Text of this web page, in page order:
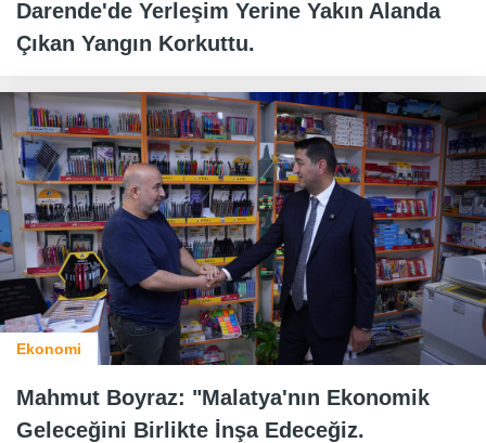
Darende'de Yerleşim Yerine Yakın Alanda
Çıkan Yangın Korkuttu.
Ekonomi
Mahmut Boyraz: "Malatya'nın Ekonomik
Geleceğini Birlikte İnşa Edeceğiz.